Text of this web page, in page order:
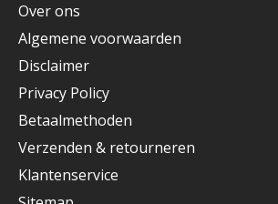
Over ons
Algemene voorwaarden
Disclaimer
Privacy Policy
Betaalmethoden
Verzenden & retourneren
Klantenservice